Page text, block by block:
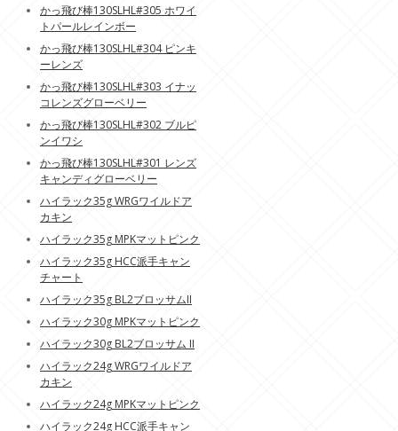
かっ飛び棒130SLHL#305 ホワイ
トパールレインボー
かっ飛び棒130SLHL#304 ピンキ
ーレンズ
かっ飛び棒130SLHL#303 イナッ
コレンズグローベリー
かっ飛び棒130SLHL#302 ブルピ
ンイワシ
かっ飛び棒130SLHL#301 レンズ
キャンディグローベリー
ハイラック35g WRGワイルドア
カキン
ハイラック35g MPKマットピンク
ハイラック35g HCC派手キャン
チャート
ハイラック35g BL2ブロッサムII
ハイラック30g MPKマットピンク
ハイラック30g BL2ブロッサム II
ハイラック24g WRGワイルドア
カキン
ハイラック24g MPKマットピンク
ハイラック24g HCC派手キャン